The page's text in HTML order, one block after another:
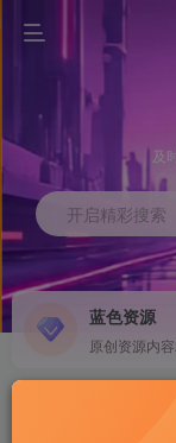
及
开启精彩搜索
蓝色资源
原创资源内容